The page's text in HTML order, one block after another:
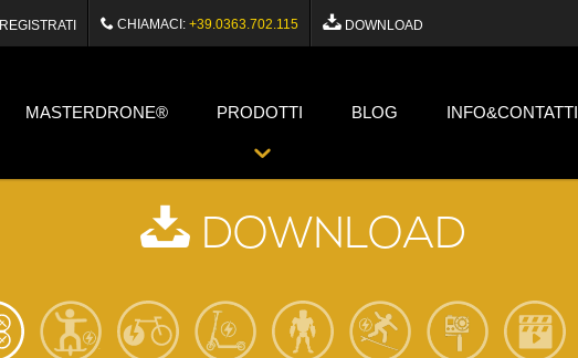
REGISTRATI CHIAMACI: +39.0363.702.115 DOWNLOAD
MASTERDRONE® PRODOTTI BLOG INFO&CONTATTI
DOWNLOAD